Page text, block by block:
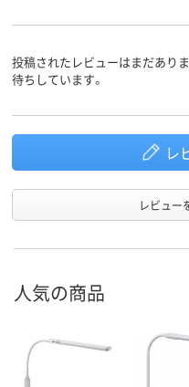
投稿されたレビューはまだあり
待ちしています。
レ
レビュー
人気の商品